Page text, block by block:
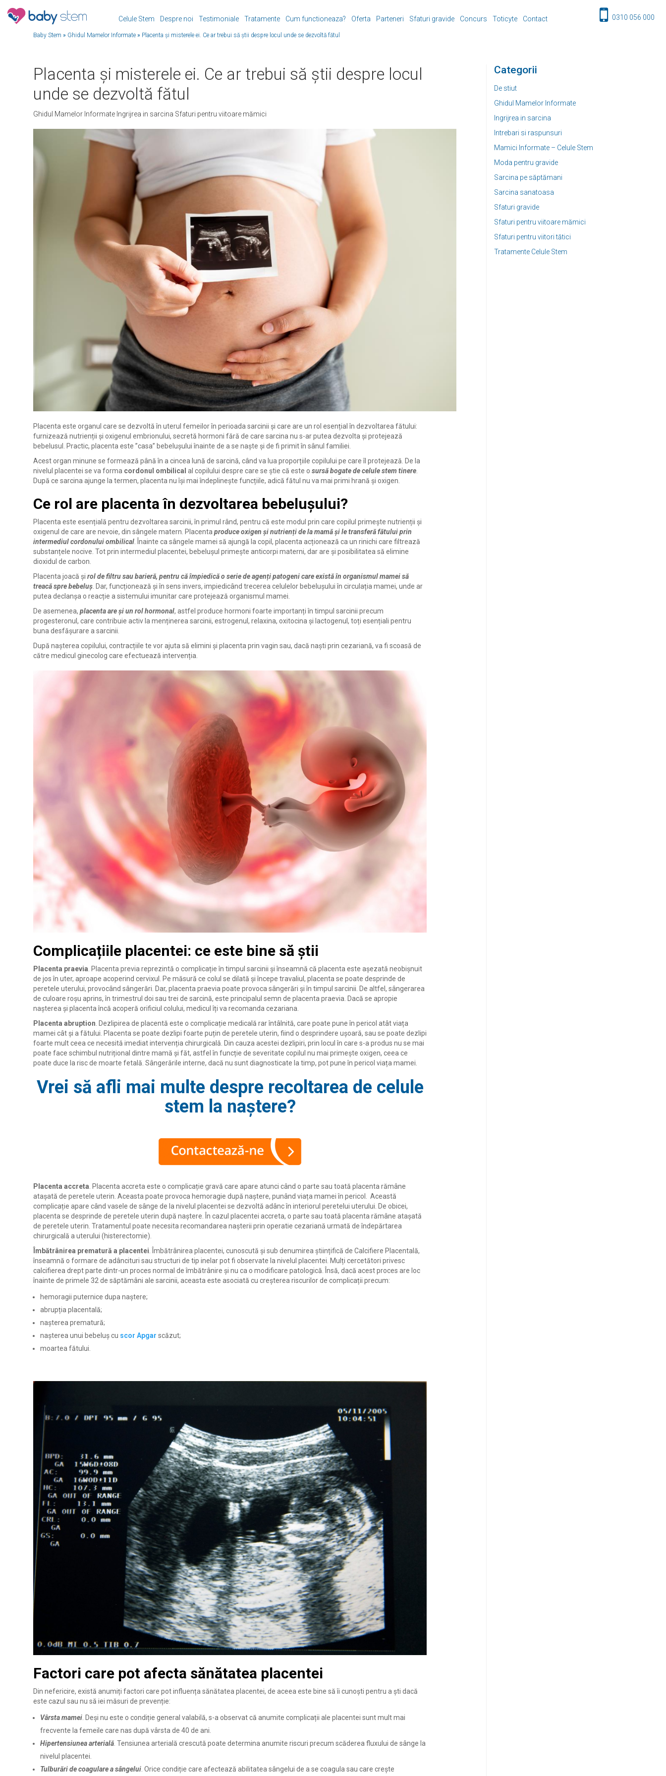
Celule Stem Despre noi Testimoniale Tratamente Cum functioneaza? Oferta Parteneri Sfaturi gravide Concurs Toticyte Contact 0310 056 000
Baby Stem » Ghidul Mamelor Informate » Placenta și misterele ei. Ce ar trebui să știi despre locul unde se dezvoltă fătul
Categorii
De stiut
Ghidul Mamelor Informate
Ingrijrea in sarcina
Intrebari si raspunsuri
Mamici Informate – Celule Stem
Moda pentru gravide
Sarcina pe săptămani
Sarcina sanatoasa
Sfaturi gravide
Sfaturi pentru viitoare mămici
Sfaturi pentru viitori tătici
Tratamente Celule Stem
Placenta și misterele ei. Ce ar trebui să știi despre locul
unde se dezvoltă fătul
Ghidul Mamelor Informate Ingrijrea in sarcina Sfaturi pentru viitoare mămici
Placenta este organul care se dezvoltă în uterul femeilor în perioada sarcinii și care are un rol esențial în dezvoltarea fătului:
furnizează nutrienții și oxigenul embrionului, secretă hormoni fără de care sarcina nu s-ar putea dezvolta și protejează
bebelusul. Practic, placenta este ”casa” bebelușului înainte de a se naște și de fi primit în sânul familiei.
Acest organ minune se formează până în a cincea lună de sarcină, când va lua proporțiile copilului pe care îl protejează. De la
nivelul placentei se va forma cordonul ombilical al copilului despre care se știe că este o sursă bogate de celule stem tinere
După ce sarcina ajunge la termen, placenta nu își mai îndeplinește funcțiile, adică fătul nu va mai primi hrană și oxigen.
Ce rol are placenta în dezvoltarea bebelușului?
Placenta este esențială pentru dezvoltarea sarcinii, în primul rând, pentru că este modul prin care copilul primește nutrienții și
oxigenul de care are nevoie, din sângele matern. Placenta produce oxigen și nutrienți de la mamă și le transferă fătului prin
intermediul cordonului ombilical . Înainte ca sângele mamei să ajungă la copil, placenta acționează ca un rinichi care filtrează
substanțele nocive. Tot prin intermediul placentei, bebelușul primește anticorpi materni, dar are și posibilitatea să elimine
dioxidul de carbon.
Placenta joacă și rol de filtru sau barieră, pentru că împiedică o serie de agenți patogeni care există în organismul mamei să
treacă spre bebeluș . Dar, funcționează și în sens invers, impiedicând trecerea celulelor bebelușului în circulația mamei, unde ar
putea declanșa o reacție a sistemului imunitar care protejează organismul mamei.
De asemenea, placenta are și un rol hormonal, astfel produce hormoni foarte importanți în timpul sarcinii precum
progesteronul, care contribuie activ la menținerea sarcinii, estrogenul, relaxina, oxitocina și lactogenul, toți esențiali pentru
buna desfășurare a sarcinii.
După nașterea copilului, contracțiile te vor ajuta să elimini și placenta prin vagin sau, dacă naști prin cezariană, va fi scoasă de
către medicul ginecolog care efectuează intervenția.
Complicațiile placentei: ce este bine să știi
Placenta praevia . Placenta previa reprezintă o complicație în timpul sarcinii și înseamnă că placenta este așezată neobișnuit
de jos în uter, aproape acoperind cervixul. Pe măsură ce colul se dilată și începe travaliul, placenta se poate desprinde de
peretele uterului, provocând sângerări. Dar, placenta praevia poate provoca sângerări și în timpul sarcinii. De altfel, sângerarea
de culoare roșu aprins, în trimestrul doi sau trei de sarcină, este principalul semn de placenta praevia. Dacă se apropie
nașterea și placenta încă acoperă orificiul colului, medicul îți va recomanda cezariana.
Placenta abruption . Dezlipirea de placentă este o complicație medicală rar întâlnită, care poate pune în pericol atât viața
mamei cât și a fătului. Placenta se poate dezlipi foarte puțin de peretele uterin, fiind o desprindere ușoară, sau se poate dezlipi
foarte mult ceea ce necesită imediat intervenția chirurgicală. Din cauza acestei dezlipiri, prin locul în care s-a produs nu se mai
poate face schimbul nutrițional dintre mamă și făt, astfel în funcție de severitate copilul nu mai primește oxigen, ceea ce
poate duce la risc de moarte fetală. Sângerările interne, dacă nu sunt diagnosticate la timp, pot pune în pericol viața mamei.
Vrei să afli mai multe despre recoltarea de celule
stem la naștere?
Placenta accreta . Placenta accreta este o complicație gravă care apare atunci când o parte sau toată placenta rămâne
atașată de peretele uterin. Aceasta poate provoca hemoragie după naștere, punând viața mamei în pericol. Această
complicație apare când vasele de sânge de la nivelul placentei se dezvoltă adânc în interiorul peretelui uterului. De obicei,
placenta se desprinde de peretele uterin după naștere. În cazul placentei accreta, o parte sau toată placenta rămâne atașată
de peretele uterin. Tratamentul poate necesita recomandarea nașterii prin operatie cezariană urmată de îndepărtarea
chirurgicală a uterului (histerectomie).
Îmbătrânirea prematură a placentei . Îmbătrânirea placentei, cunoscută și sub denumirea științifică de Calcifiere Placentală,
înseamnă o formare de adâncituri sau structuri de tip inelar pot fi observate la nivelul placentei. Mulți cercetători privesc
calcifierea drept parte dintr-un proces normal de îmbătrânire și nu ca o modificare patologică. Însă, dacă acest proces are loc
înainte de primele 32 de săptămâni ale sarcinii, aceasta este asociată cu creșterea riscurilor de complicații precum:
hemoragii puternice dupa naștere;
abrupția placentală;
nașterea prematură;
nașterea unui bebeluș cu scor Apgar scăzut;
moartea fătului.
Factori care pot afecta sănătatea placentei
Din nefericire, există anumiți factori care pot influența sănătatea placentei, de aceea este bine să îi cunoști pentru a ști dacă
este cazul sau nu să iei măsuri de prevenție:
Vârsta mamei . Deși nu este o condiție general valabilă, s-a observat că anumite complicații ale placentei sunt mult mai
frecvente la femeile care nas după vârsta de 40 de ani.
Hipertensiunea arterială . Tensiunea arterială crescută poate determina anumite riscuri precum scăderea fluxului de sânge la
nivelul placentei.
Tulburări de coagulare a sângelui . Orice condiție care afectează abilitatea sângelui de a se coagula sau care crește